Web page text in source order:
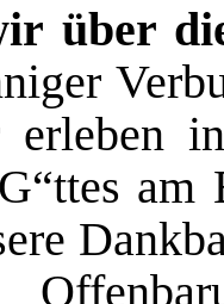
über
erleben